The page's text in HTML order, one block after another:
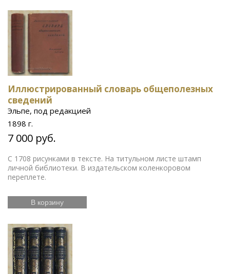
Иллюстрированный словарь общеполезных
сведений
Эльпе, под редакцией
1898 г.
7 000 руб.
С 1708 рисунками в тексте. На титульном листе штамп
личной библиотеки. В издательском коленкоровом
переплете.
В корзину